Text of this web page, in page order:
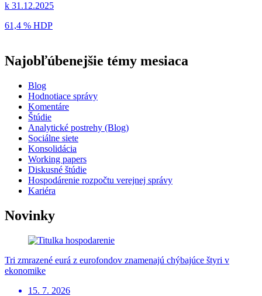
k 31.12.2025
61,4 % HDP
Najobľúbenejšie témy mesiaca
Blog
Hodnotiace správy
Komentáre
Štúdie
Analytické postrehy (Blog)
Sociálne siete
Konsolidácia
Working papers
Diskusné štúdie
Hospodárenie rozpočtu verejnej správy
Kariéra
Novinky
Tri zmrazené eurá z eurofondov znamenajú chýbajúce štyri v
ekonomike
15. 7. 2026